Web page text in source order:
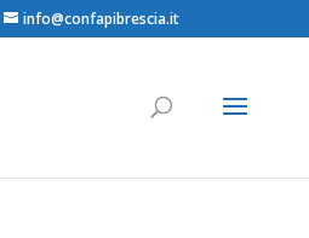
info@confapibrescia.it